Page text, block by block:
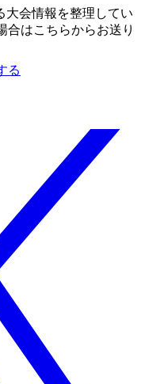
会情報を整理してい
合はこちらからお送り
る